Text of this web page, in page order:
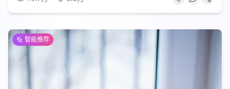
智能推荐